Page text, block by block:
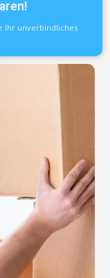
Ihr unverbindliches